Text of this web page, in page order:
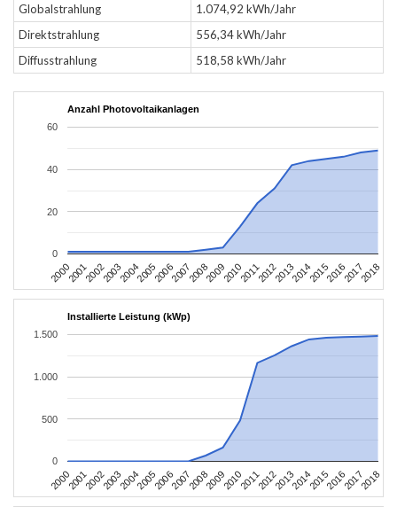
Globalstrahlung
1.074,92 kWh/Jahr
Direktstrahlung
556,34 kWh/Jahr
Diffusstrahlung
518,58 kWh/Jahr
Anzahl Photovoltaikanlagen
2000200120022003200420052006200720082009201020112012201320142015201620172018
0
20
40
60
Installierte Leistung (kWp)
2000200120022003200420052006200720082009201020112012201320142015201620172018
0
500
1.000
1.500